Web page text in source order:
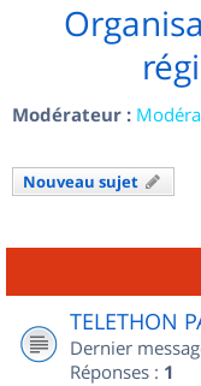
Modérateur :
Nouveau sujet
TELETHON
Dernier
Réponses : 1